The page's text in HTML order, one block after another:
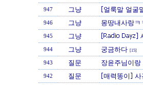
947 그냥 [얼룩말 얼굴
946 그냥 몽땅내사랑ㅋ
945 그냥 [Radio Dayz]
944 그냥 궁금하다 [15]
943 질문 장윤주님이
942 질문 [매력똥이]